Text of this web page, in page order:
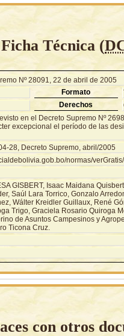
Ficha Técnica (
Nº 28091, 22 de abril de 2005
Formato
Derechos
en el Decreto Supremo Nº
excepcional el período de las
28, Decreto Supremo, abril/2005
normas/
GISBERT, Isaac Maidana
Saúl Lara Torrico, Gonzalo
Wálter Kreidler Guillaux, René
Trigo, Graciela Rosario Quiroga
de Asuntos Campesinos y
Ticona Cruz.
con otros